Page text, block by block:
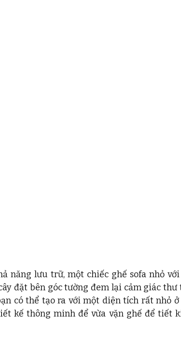
năng lưu trữ, một chiếc ghế sofa nhỏ với
đặt bên góc tường đem lại cảm giác thư
có thể tạo ra với một diện tích rất nhỏ ở
kế thông minh để vừa vặn ghế để tiết